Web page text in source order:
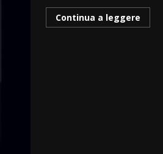
Continua a leggere